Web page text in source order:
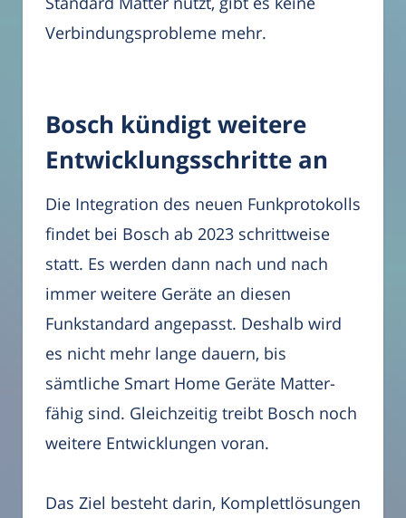
Verbindungsprobleme mehr.
Bosch kündigt weitere
Entwicklungsschritte an
Die Integration des neuen Funkprotokolls
findet bei Bosch ab 2023 schrittweise
statt. Es werden dann nach und nach
immer weitere Geräte an diesen
Funkstandard angepasst. Deshalb wird
es nicht mehr lange dauern, bis
sämtliche Smart Home Geräte Matter-
fähig sind. Gleichzeitig treibt Bosch noch
weitere Entwicklungen voran.
Das Ziel besteht darin, Komplettlösungen